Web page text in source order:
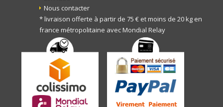
Nous contacter
* livraison offerte à partir de 75 € et moins de 20 kg en
france métropolitaine avec Mondial Relay